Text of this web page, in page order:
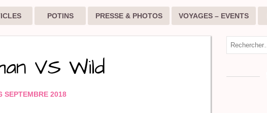
POTINS PRESSE & PHOTOS VOYAGES – EVENTS
VS Wild
SEPTEMBRE 2018